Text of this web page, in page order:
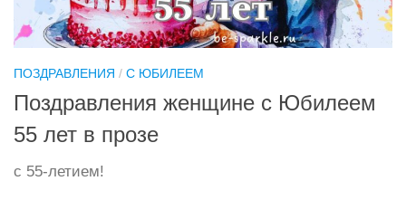
ПОЗДРАВЛЕНИЯ / С ЮБИЛЕЕМ
Поздравления женщине с Юбилеем
55 лет в прозе
с 55-летием!